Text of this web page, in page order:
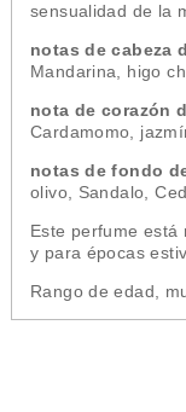
sensualidad de la
notas de cabeza
Mandarina, higo
nota de corazón
Cardamomo,
notas de fondo
olivo, Sandalo,
Este perfume
y para épocas
Rango de edad,